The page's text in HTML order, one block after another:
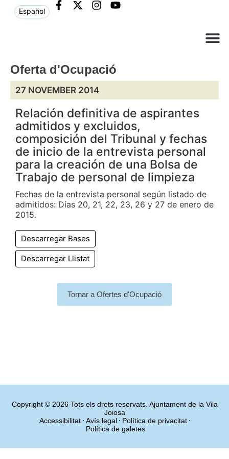
Español
Oferta d'Ocupació
27 NOVEMBER 2014
Relación definitiva de aspirantes
admitidos y excluidos,
composición del Tribunal y fechas
de inicio de la entrevista personal
para la creación de una Bolsa de
Trabajo de personal de limpieza
Fechas de la entrevista personal según listado de
admitidos: Días 20, 21, 22, 23, 26 y 27 de enero de
2015.
Descarregar Bases
Descarregar Llistat
Tornar a Ofertes d'Ocupació
Copyright © 2026 Tots els drets reservats. Ajuntament de la Vila
Joiosa
Accessibilitat
Avís legal
Política de privacitat
Política de galetes